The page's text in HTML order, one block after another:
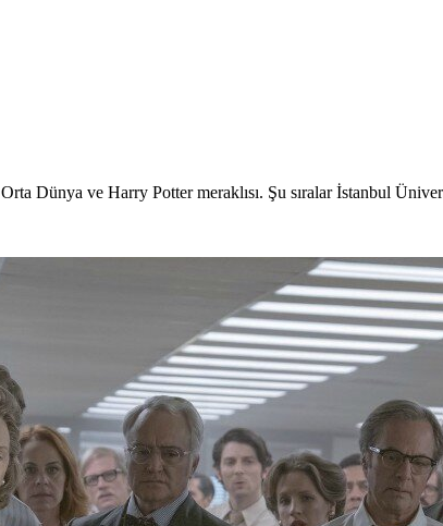
Dünya ve Harry Potter meraklısı. Şu sıralar İstanbul